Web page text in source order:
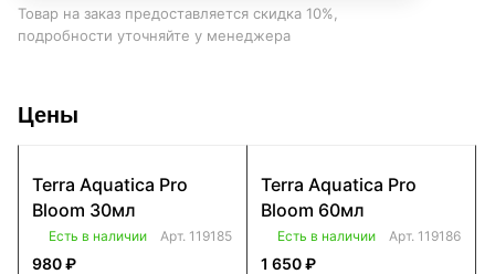
Товар на заказ предоставляется скидка 10%,
подробности уточняйте у менеджера
Цены
Terra Aquatica Pro
Bloom 30мл
Есть в наличии Арт. 119185
980 ₽
Terra Aquatica Pro
Bloom 60мл
Есть в наличии Арт. 119186
1 650 ₽